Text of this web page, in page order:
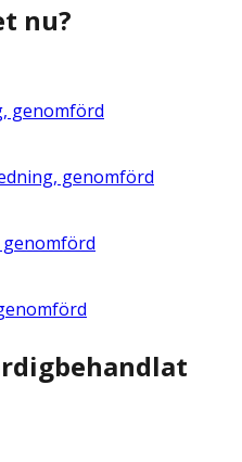
nu?
genomförd
genomförd
genomförd